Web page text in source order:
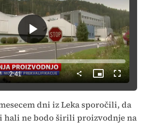
Predvajaj
Duration
2:41
Slika
v
sliki
način
dni iz Leka sporočili, da
hali ne bodo širili proizvodnje na